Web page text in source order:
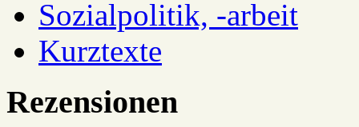
Sozialpolitik, -arbeit
Kurztexte
Rezensionen